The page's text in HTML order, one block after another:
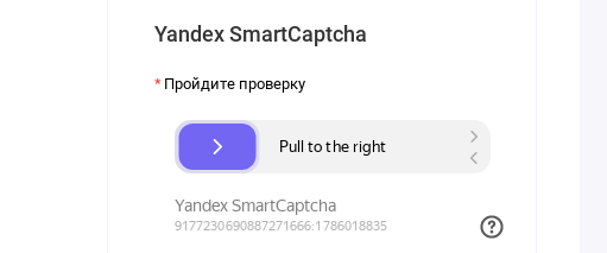
Yandex SmartCaptcha
Пройдите проверку